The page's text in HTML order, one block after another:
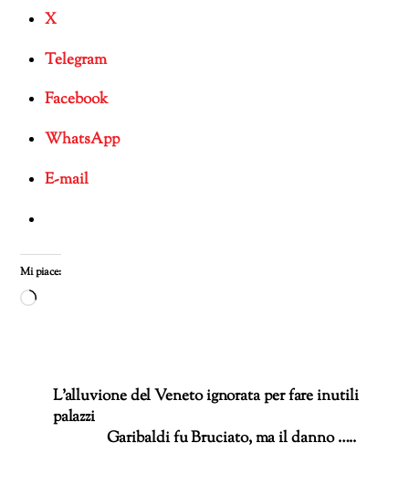
X
Telegram
Facebook
WhatsApp
E-mail
Mi piace:
Caricamento
L’alluvione del Veneto ignorata per fare inutili
palazzi
Garibaldi fu Bruciato, ma il danno …..